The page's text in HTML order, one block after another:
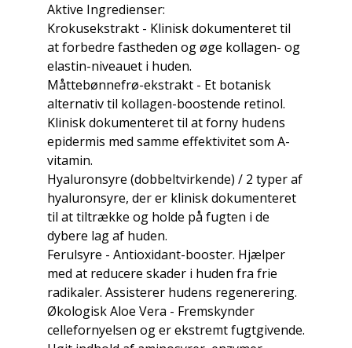
Aktive Ingredienser:
Krokusekstrakt - Klinisk dokumenteret til
at forbedre fastheden og øge kollagen- og
elastin-niveauet i huden.
Måttebønnefrø-ekstrakt - Et botanisk
alternativ til kollagen-boostende retinol.
Klinisk dokumenteret til at forny hudens
epidermis med samme effektivitet som A-
vitamin.
Hyaluronsyre (dobbeltvirkende) / 2 typer af
hyaluronsyre, der er klinisk dokumenteret
til at tiltrække og holde på fugten i de
dybere lag af huden.
Ferulsyre - Antioxidant-booster. Hjælper
med at reducere skader i huden fra frie
radikaler. Assisterer hudens regenerering.
Økologisk Aloe Vera - Fremskynder
cellefornyelsen og er ekstremt fugtgivende.